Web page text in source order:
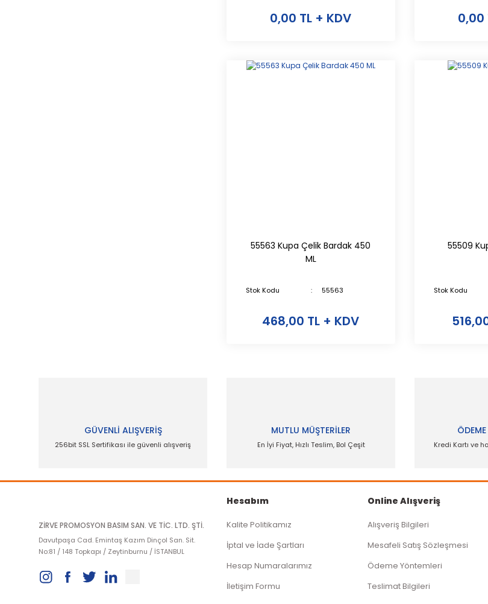
0,00 TL + KDV 0,00
55563 Kupa Çelik Bardak 450
ML
Stok Kodu 55563
468,00 TL + KDV
55509
Stok Kodu
GÜVENLİ ALIŞVERİŞ
256bit SSL Sertifikası ile güvenli alışveriş
MUTLU MÜŞTERİLER
En İyi Fiyat, Hızlı Teslim, Bol Çeşit
ÖDEME
Kredi Kartı ve
ZİRVE PROMOSYON BASIM SAN. VE TİC. LTD. ŞTİ.
Davutpaşa Cad. Emintaş Kazım Dinçol San. Sit.
No:81 / 148 Topkapı / Zeytinburnu / İSTANBUL
Hesabım
Kalite Politikamız
İptal ve İade Şartları
Hesap Numaralarımız
İletişim Formu
Online Alışveriş
Alışveriş Bilgileri
Mesafeli Satış Sözleşmesi
Ödeme Yöntemleri
Teslimat Bilgileri